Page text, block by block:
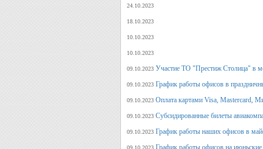
24.10.2023
18.10.2023
10.10.2023
10.10.2023
09.10.2023 Участие ТО "Престиж Столица" в
09.10.2023 График работы офисов в
09.10.2023 Оплата картами Visa, Mastercard,
09.10.2023 Субсидированные билеты
09.10.2023 График работы наших офисов в
09.10.2023 График работы офисов на